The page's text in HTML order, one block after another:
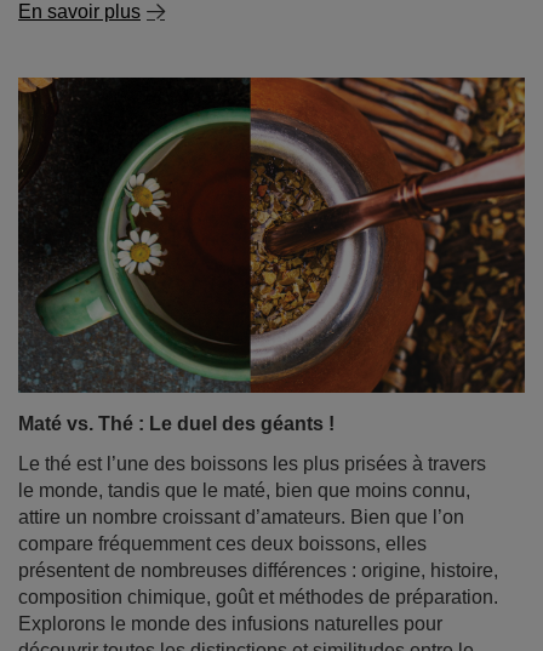
En savoir plus
Maté vs. Thé : Le duel des géants !
Le thé est l’une des boissons les plus prisées à travers
le monde, tandis que le maté, bien que moins connu,
attire un nombre croissant d’amateurs. Bien que l’on
compare fréquemment ces deux boissons, elles
présentent de nombreuses différences : origine, histoire,
composition chimique, goût et méthodes de préparation.
Explorons le monde des infusions naturelles pour